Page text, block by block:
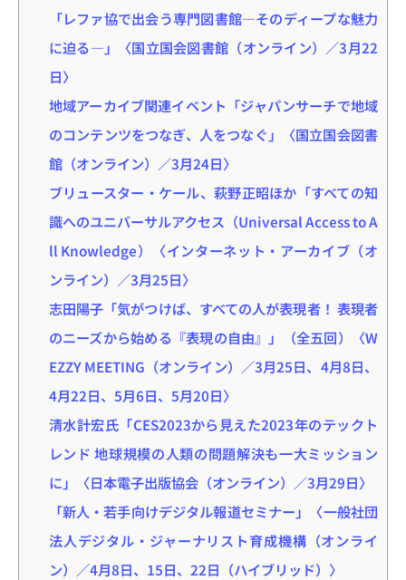
「レファ協で出会う専門図書館―そのディープな魅力
に迫る―」〈国立国会図書館（オンライン）／3月22
日〉
地域アーカイブ関連イベント「ジャパンサーチで地域
のコンテンツをつなぎ、人をつなぐ」〈国立国会図書
館（オンライン）／3月24日〉
ブリュースター・ケール、萩野正昭ほか「すべての知
識へのユニバーサルアクセス（Universal Access to A
ll Knowledge）〈インターネット・アーカイブ（オ
ンライン）／3月25日〉
志田陽子「気がつけば、すべての人が表現者！ 表現者
のニーズから始める『表現の自由』」（全五回）〈W
EZZY MEETING（オンライン）／3月25日、4月8日、
4月22日、5月6日、5月20日〉
清水計宏氏「CES2023から見えた2023年のテックト
レンド 地球規模の人類の問題解決も一大ミッション
に」〈日本電子出版協会（オンライン）／3月29日〉
「新人・若手向けデジタル報道セミナー」〈一般社団
法人デジタル・ジャーナリスト育成機構（オンライ
ン）／4月8日、15日、22日（ハイブリッド）〉